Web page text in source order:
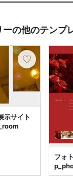
の他のテンプ
示サイト
フォ